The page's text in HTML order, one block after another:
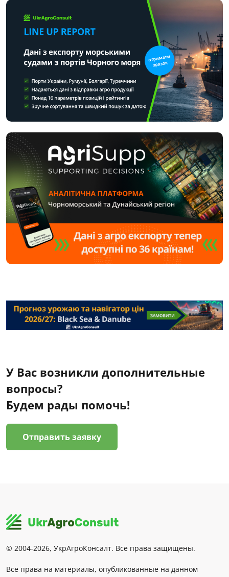
У Вас возникли дополнительные
вопросы?
Будем рады помочь!
Отправить заявку
© 2004-2026, УкрАгроКонсалт. Все права защищены.
Все права на материалы, опубликованные на данном